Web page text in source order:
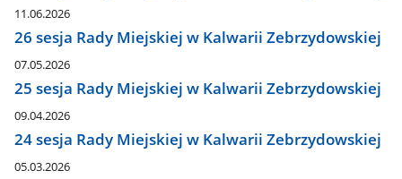
11.06.2026
26 sesja Rady Miejskiej w Kalwarii Zebrzydowskiej
07.05.2026
25 sesja Rady Miejskiej w Kalwarii Zebrzydowskiej
09.04.2026
24 sesja Rady Miejskiej w Kalwarii Zebrzydowskiej
05.03.2026